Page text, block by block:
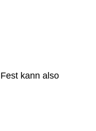
kann also